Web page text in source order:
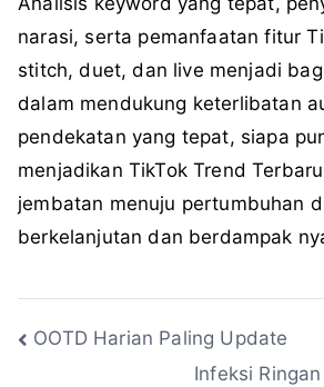
narasi, serta pemanfaatan fitur
stitch, duet, dan live menjadi
dalam mendukung keterlibatan
pendekatan yang tepat, siapa
menjadikan TikTok Trend
jembatan menuju pertumbuhan
berkelanjutan dan berdampak
Navigasi
OOTD Harian Paling Update
Infeksi